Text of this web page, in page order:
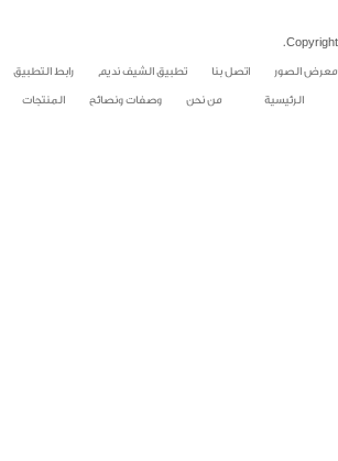
رابط التطبيق تطبيق الشيف نديم اتصل بنا معرض الصور
المنتجات وصفات ونصائح من نحن الرئيسية